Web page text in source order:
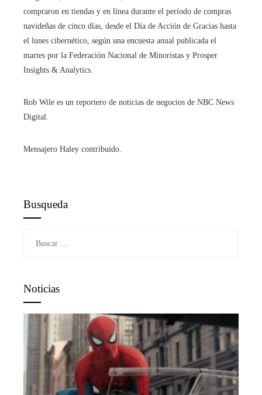
compraron en tiendas y en línea durante el período de compras
navideñas de cinco días, desde el Día de Acción de Gracias hasta
el lunes cibernético, según una encuesta anual publicada el
martes por la Federación Nacional de Minoristas y Prosper
Insights & Analytics.
Rob Wile es un reportero de noticias de negocios de NBC News
Digital.
Mensajero Haley contribuido.
Busqueda
Noticias